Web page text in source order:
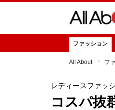
ファッション
All About フ
レディースファッ
コスパ抜